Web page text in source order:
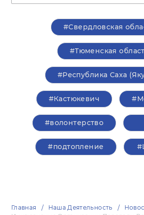
#Свердловская
#Тюменская
#Республика Саха
#Кастюкевич
#волонтерство
#подтопление
Главная Наша Деятельность